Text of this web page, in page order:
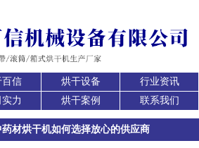
百信 烘干设备
行业资讯
力 烘干案例 联系我们
药材烘干机如何选择放心的供应商